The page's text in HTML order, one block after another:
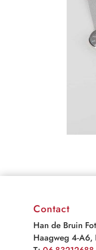
Contact
Han de Bruin
Haagweg 4-A6,